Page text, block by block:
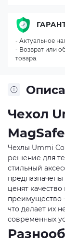
Чехол
MagSafe
Чехлы Ummi
решение для
стильный
ценят
преимущество
что делает их
современных
- Актуальное
- Возврат или
товара.